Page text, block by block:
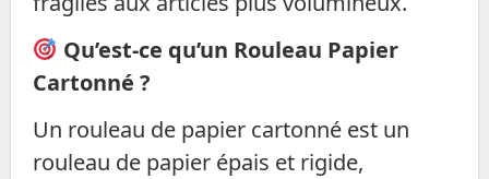
Qu’est-ce qu’un Rouleau Papier
Cartonné ?
Un rouleau de papier cartonné est un
rouleau de papier épais et rigide,